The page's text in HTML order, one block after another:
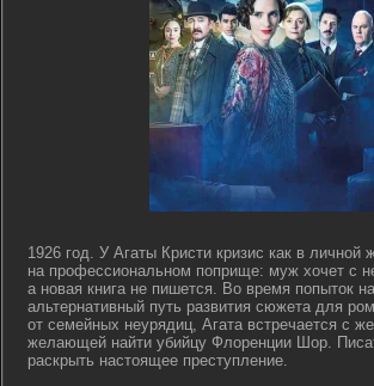
1926 год. У Агаты Кристи кризис как в личной
на профессиональном поприще: муж хочет с
а новая книга не пишется. Во время попыток
альтернативный путь развития сюжета для
от семейных неурядиц, Агата встречается с
желающей найти убийцу Флоренции Шор.
раскрыть настоящее преступление.